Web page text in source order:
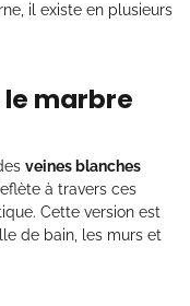
il existe en plusieurs
le marbre
veines blanches
à travers ces
Cette version est
de bain, les murs et